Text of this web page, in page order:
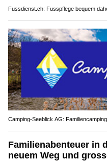
Fussdienst.ch: Fusspflege bequem
Camping-Seeblick AG:
Familienabenteuer in
neuem Weg und